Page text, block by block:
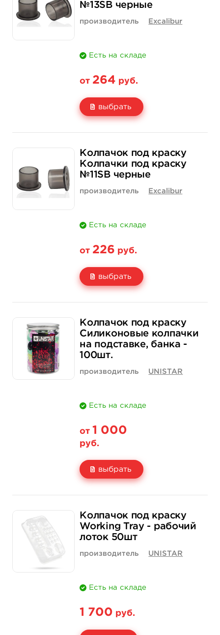
Количество купить
№13SB черные
производитель Excalibur
Есть на складе
от 264 руб.
выбрать
Количество
264 руб.
купить
1 283 руб.
Колпачок под краску
Колпачки под краску
№11SB черные
производитель Excalibur
Есть на складе
от 226 руб.
выбрать
Цена
Количество
226 руб.
купить
1 045 руб.
нет на складе
Колпачок под краску
Силиконовые колпачки
на подставке, банка -
100шт.
производитель UNISTAR
Есть на складе
от 1 000
руб.
выбрать
Цена
Количество
1 000 руб.
купить
1 000 руб.
Колпачок под краску
Working Tray - рабочий
лоток 50шт
производитель UNISTAR
Есть на складе
1 700 руб.